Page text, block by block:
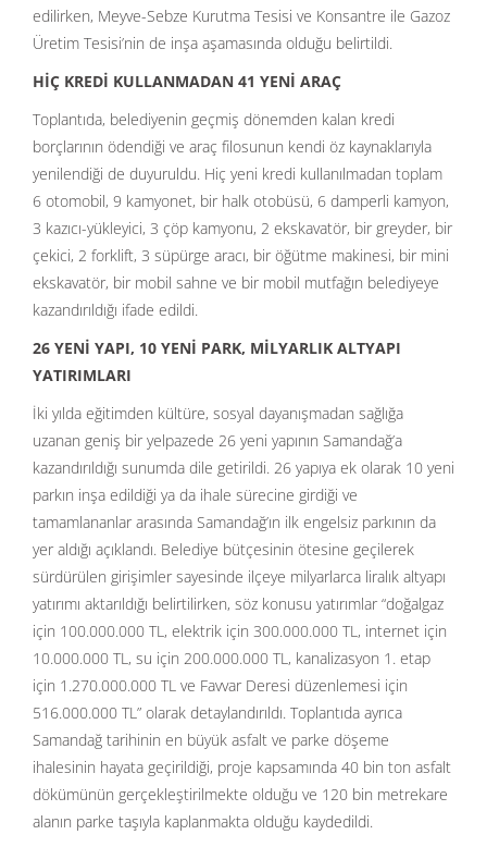
edilirken, Meyve-Sebze Kurutma Tesisi ve Konsantre ile Gazoz
Üretim Tesisi’nin de inşa aşamasında olduğu belirtildi.
HİÇ KREDİ KULLANMADAN 41 YENİ ARAÇ
Toplantıda, belediyenin geçmiş dönemden kalan kredi
borçlarının ödendiği ve araç filosunun kendi öz kaynaklarıyla
yenilendiği de duyuruldu. Hiç yeni kredi kullanılmadan toplam
6 otomobil, 9 kamyonet, bir halk otobüsü, 6 damperli kamyon,
3 kazıcı-yükleyici, 3 çöp kamyonu, 2 ekskavatör, bir greyder, bir
çekici, 2 forklift, 3 süpürge aracı, bir öğütme makinesi, bir mini
ekskavatör, bir mobil sahne ve bir mobil mutfağın belediyeye
kazandırıldığı ifade edildi.
26 YENİ YAPI, 10 YENİ PARK, MİLYARLIK ALTYAPI
YATIRIMLARI
İki yılda eğitimden kültüre, sosyal dayanışmadan sağlığa
uzanan geniş bir yelpazede 26 yeni yapının Samandağ’a
kazandırıldığı sunumda dile getirildi. 26 yapıya ek olarak 10 yeni
parkın inşa edildiği ya da ihale sürecine girdiği ve
tamamlananlar arasında Samandağ’ın ilk engelsiz parkının da
yer aldığı açıklandı. Belediye bütçesinin ötesine geçilerek
sürdürülen girişimler sayesinde ilçeye milyarlarca liralık altyapı
yatırımı aktarıldığı belirtilirken, söz konusu yatırımlar “doğalgaz
için 100.000.000 TL, elektrik için 300.000.000 TL, internet için
10.000.000 TL, su için 200.000.000 TL, kanalizasyon 1. etap
için 1.270.000.000 TL ve Favvar Deresi düzenlemesi için
516.000.000 TL” olarak detaylandırıldı. Toplantıda ayrıca
Samandağ tarihinin en büyük asfalt ve parke döşeme
ihalesinin hayata geçirildiği, proje kapsamında 40 bin ton asfalt
dökümünün gerçekleştirilmekte olduğu ve 120 bin metrekare
alanın parke taşıyla kaplanmakta olduğu kaydedildi.